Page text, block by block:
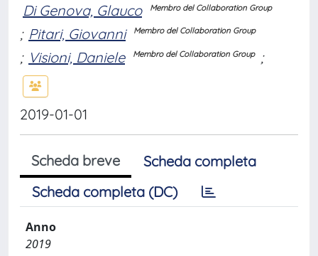
Di Genova, Glauco Membro del Collaboration Group
; Pitari, Giovanni Membro del Collaboration Group
; Visioni, Daniele Membro del Collaboration Group ;
2019-01-01
Scheda breve
Scheda completa
Scheda completa (DC)
Anno
2019